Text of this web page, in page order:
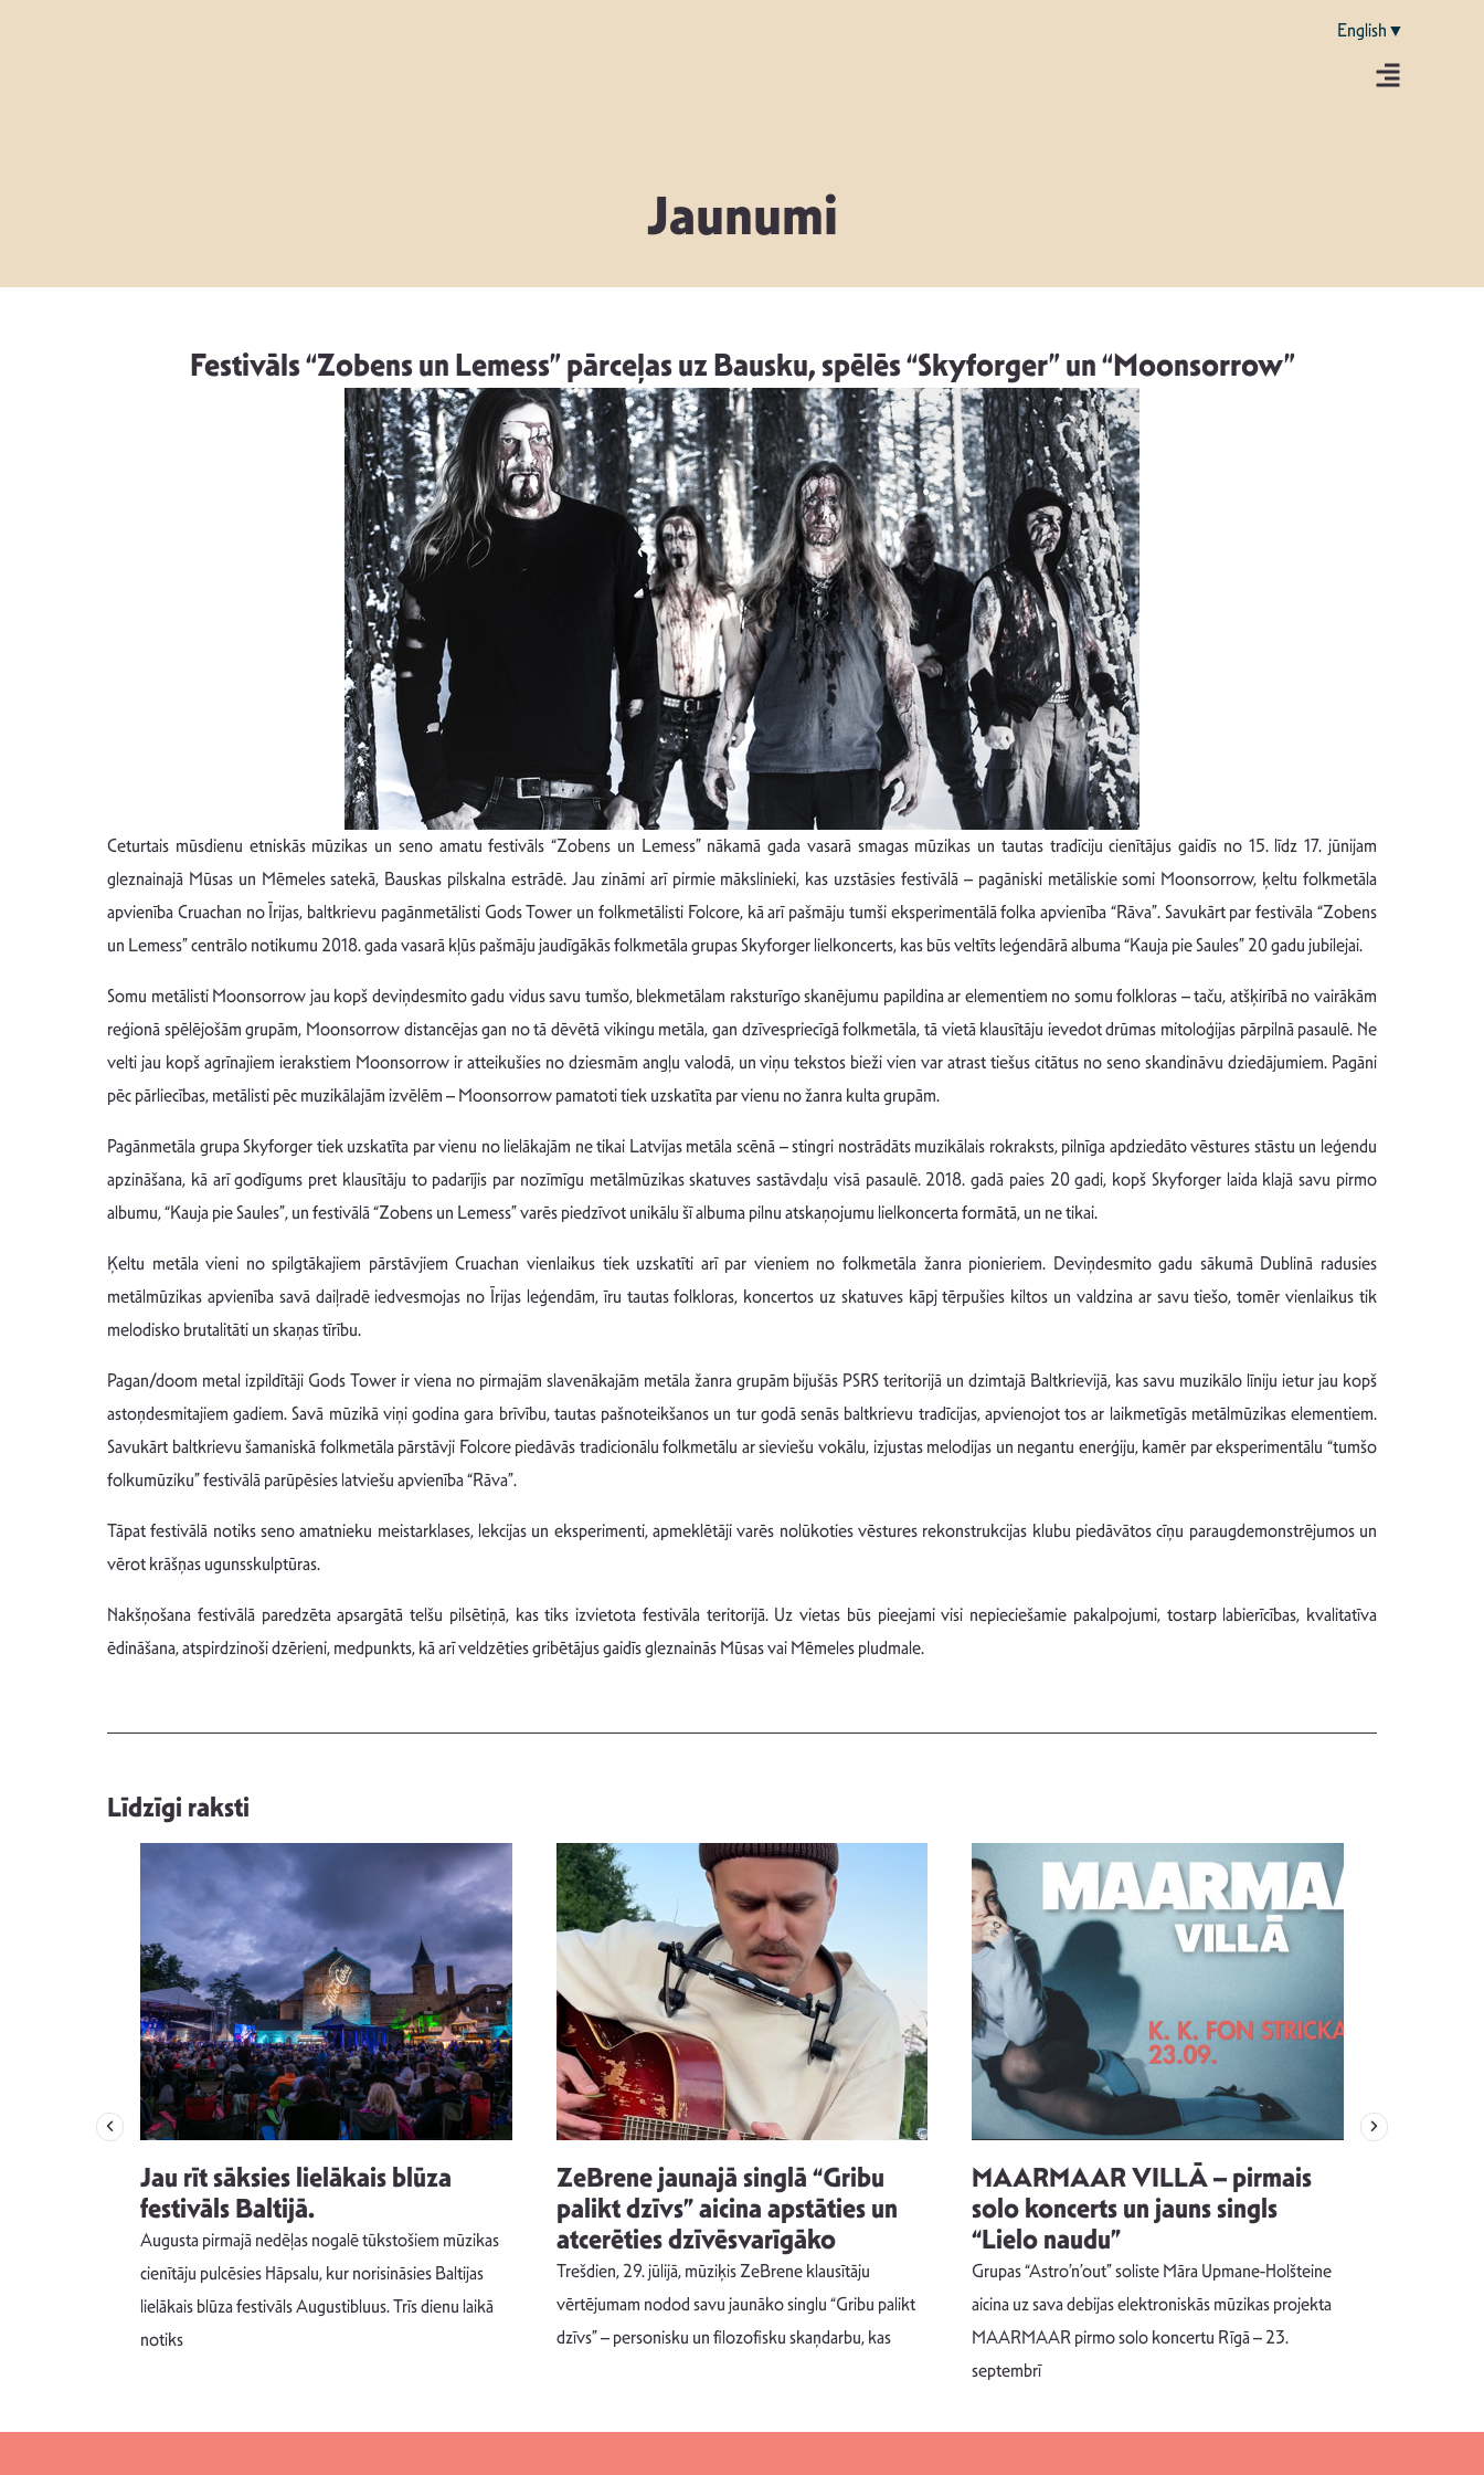
English▼
Jaunumi
Festivāls “Zobens un Lemess” pārceļas uz Bausku, spēlēs “Skyforger” un “Moonsorrow”
Ceturtais mūsdienu etniskās mūzikas un seno amatu festivāls “Zobens un Lemess” nākamā gada vasarā smagas mūzikas un tautas tradīciju cienītājus gaidīs no 15. līdz 17. jūnijam
gleznainajā Mūsas un Mēmeles satekā, Bauskas pilskalna estrādē. Jau zināmi arī pirmie mākslinieki, kas uzstāsies festivālā – pagāniski metāliskie somi Moonsorrow, ķeltu folkmetāla
apvienība Cruachan no Īrijas, baltkrievu pagānmetālisti Gods Tower un folkmetālisti Folcore, kā arī pašmāju tumši eksperimentālā folka apvienība “Rāva”. Savukārt par festivāla “Zobens
un Lemess” centrālo notikumu 2018. gada vasarā kļūs pašmāju jaudīgākās folkmetāla grupas Skyforger lielkoncerts, kas būs veltīts leģendārā albuma “Kauja pie Saules” 20 gadu jubilejai.
Somu metālisti Moonsorrow jau kopš deviņdesmito gadu vidus savu tumšo, blekmetālam raksturīgo skanējumu papildina ar elementiem no somu folkloras – taču, atšķirībā no vairākām
reģionā spēlējošām grupām, Moonsorrow distancējas gan no tā dēvētā vikingu metāla, gan dzīvespriecīgā folkmetāla, tā vietā klausītāju ievedot drūmas mitoloģijas pārpilnā pasaulē. Ne
velti jau kopš agrīnajiem ierakstiem Moonsorrow ir atteikušies no dziesmām angļu valodā, un viņu tekstos bieži vien var atrast tiešus citātus no seno skandināvu dziedājumiem. Pagāni
pēc pārliecības, metālisti pēc muzikālajām izvēlēm – Moonsorrow pamatoti tiek uzskatīta par vienu no žanra kulta grupām.
Pagānmetāla grupa Skyforger tiek uzskatīta par vienu no lielākajām ne tikai Latvijas metāla scēnā – stingri nostrādāts muzikālais rokraksts, pilnīga apdziedāto vēstures stāstu un leģendu
apzināšana, kā arī godīgums pret klausītāju to padarījis par nozīmīgu metālmūzikas skatuves sastāvdaļu visā pasaulē. 2018. gadā paies 20 gadi, kopš Skyforger laida klajā savu pirmo
albumu, “Kauja pie Saules”, un festivālā “Zobens un Lemess” varēs piedzīvot unikālu šī albuma pilnu atskaņojumu lielkoncerta formātā, un ne tikai.
Ķeltu metāla vieni no spilgtākajiem pārstāvjiem Cruachan vienlaikus tiek uzskatīti arī par vieniem no folkmetāla žanra pionieriem. Deviņdesmito gadu sākumā Dublinā radusies
metālmūzikas apvienība savā daiļradē iedvesmojas no Īrijas leģendām, īru tautas folkloras, koncertos uz skatuves kāpj tērpušies kiltos un valdzina ar savu tiešo, tomēr vienlaikus tik
melodisko brutalitāti un skaņas tīrību.
Pagan/doom metal izpildītāji Gods Tower ir viena no pirmajām slavenākajām metāla žanra grupām bijušās PSRS teritorijā un dzimtajā Baltkrievijā, kas savu muzikālo līniju ietur jau kopš
astoņdesmitajiem gadiem. Savā mūzikā viņi godina gara brīvību, tautas pašnoteikšanos un tur godā senās baltkrievu tradīcijas, apvienojot tos ar laikmetīgās metālmūzikas elementiem.
Savukārt baltkrievu šamaniskā folkmetāla pārstāvji Folcore piedāvās tradicionālu folkmetālu ar sieviešu vokālu, izjustas melodijas un negantu enerģiju, kamēr par eksperimentālu “tumšo
folkumūziku” festivālā parūpēsies latviešu apvienība “Rāva”.
Tāpat festivālā notiks seno amatnieku meistarklases, lekcijas un eksperimenti, apmeklētāji varēs nolūkoties vēstures rekonstrukcijas klubu piedāvātos cīņu paraugdemonstrējumos un
vērot krāšņas ugunsskulptūras.
Nakšņošana festivālā paredzēta apsargātā telšu pilsētiņā, kas tiks izvietota festivāla teritorijā. Uz vietas būs pieejami visi nepieciešamie pakalpojumi, tostarp labierīcības, kvalitatīva
ēdināšana, atspirdzinoši dzērieni, medpunkts, kā arī veldzēties gribētājus gaidīs gleznainās Mūsas vai Mēmeles pludmale.
Līdzīgi raksti
Jau rīt sāksies lielākais blūza
festivāls Baltijā.
Augusta pirmajā nedēļas nogalē tūkstošiem mūzikas
cienītāju pulcēsies Hāpsalu, kur norisināsies Baltijas
lielākais blūza festivāls Augustibluus. Trīs dienu laikā
notiks
ZeBrene jaunajā singlā “Gribu
palikt dzīvs” aicina apstāties un
atcerēties dzīvēsvarīgāko
Trešdien, 29. jūlijā, mūziķis ZeBrene klausītāju
vērtējumam nodod savu jaunāko singlu “Gribu palikt
dzīvs” – personisku un filozofisku skaņdarbu, kas
MAARMAAR VILLĀ – pirmais
solo koncerts un jauns singls
“Lielo naudu”
Grupas “Astro’n’out” soliste Māra Upmane-Holšteine
aicina uz sava debijas elektroniskās mūzikas projekta
MAARMAAR pirmo solo koncertu Rīgā – 23.
septembrī